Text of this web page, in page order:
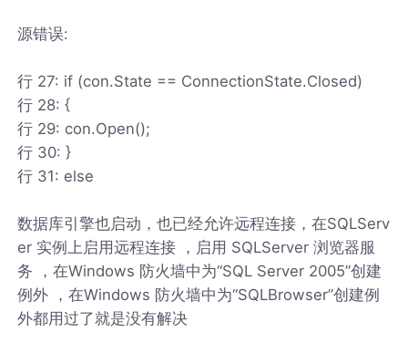
源错误:
行 27: if (con.State == ConnectionState.Closed)
行 28: {
行 29: con.Open();
行 30: }
行 31: else
数据库引擎也启动，也已经允许远程连接，在SQLServ
er 实例上启用远程连接 ，启用 SQLServer 浏览器服
务 ，在Windows 防火墙中为“SQL Server 2005”创建
例外 ，在Windows 防火墙中为“SQLBrowser”创建例
外都用过了就是没有解决